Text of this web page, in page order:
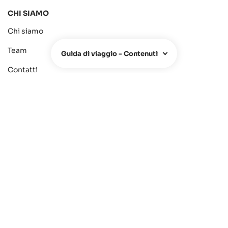
Guida di viaggio - Contenuti
CHI SIAMO
Chi siamo
Team
Contatti